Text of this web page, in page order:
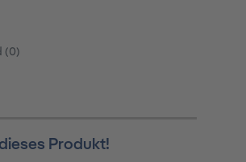
(0)
Produkt!